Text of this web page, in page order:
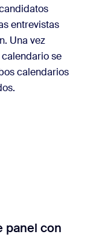
entrevistas
Una vez
se
calendarios
panel con